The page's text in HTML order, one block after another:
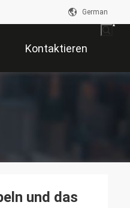
German
Kontaktieren
Sie Uns
und das